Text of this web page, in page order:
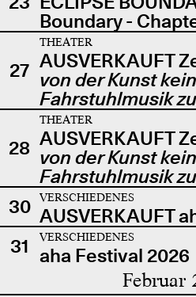
Boundary -
27
THEATER
AUSVERKAUFT
von der Kunst
Fahrstuhlmusik
28
THEATER
AUSVERKAUFT
von der Kunst
Fahrstuhlmusik
30
VERSCHIEDENES
AUSVERKAUFT
31
VERSCHIEDENES
aha Festival 2026
Februar